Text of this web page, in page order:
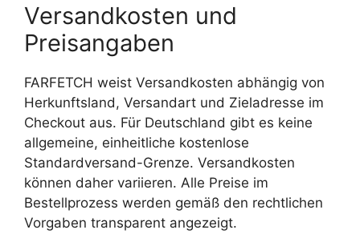
Versandkosten und
Preisangaben
FARFETCH weist Versandkosten abhängig von
Herkunftsland, Versandart und Zieladresse im
Checkout aus. Für Deutschland gibt es keine
allgemeine, einheitliche kostenlose
Standardversand-Grenze. Versandkosten
können daher variieren. Alle Preise im
Bestellprozess werden gemäß den rechtlichen
Vorgaben transparent angezeigt.